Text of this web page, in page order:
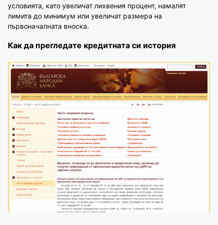
условията, като увеличат лихвения процент, намалят
лимита до минимум или увеличат размера на
първоначалната вноска.
Как да прегледате кредитната си история